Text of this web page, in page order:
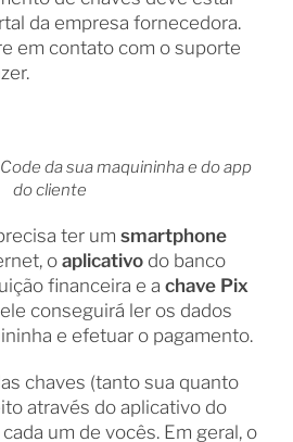
da empresa fornecedora.
em contato com o suporte
da sua maquininha e do app
do cliente
ter um smartphone
oaplicativo do banco
financeira e a chave Pix
conseguirá ler os dados
e efetuar o pagamento.
chaves (tanto sua quanto
através do aplicativo do
um de vocês. Em geral, o